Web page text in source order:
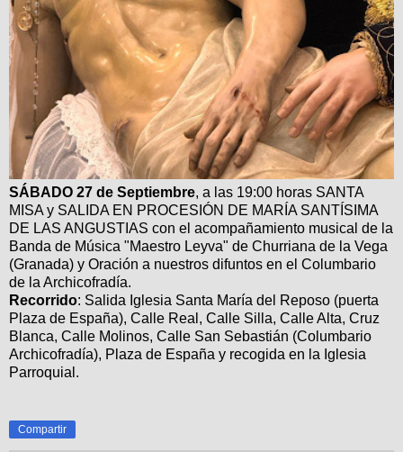
SÁBADO 27 de Septiembre, a las 19:00 horas SANTA
MISA y SALIDA EN PROCESIÓN DE MARÍA SANTÍSIMA
DE LAS ANGUSTIAS con el acompañamiento musical de la
Banda de Música "Maestro Leyva" de Churriana de la Vega
(Granada) y Oración a nuestros difuntos en el Columbario
de la Archicofradía.
Recorrido: Salida Iglesia Santa María del Reposo (puerta
Plaza de España), Calle Real, Calle Silla, Calle Alta, Cruz
Blanca, Calle Molinos, Calle San Sebastián (Columbario
Archicofradía), Plaza de España y recogida en la Iglesia
Parroquial.
Compartir